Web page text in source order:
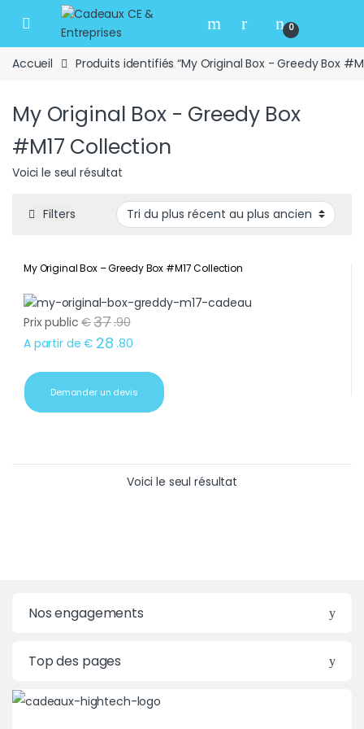
Skip to navigation
Skip to content
Open 0
Accueil Produits identifiés “My Original Box - Greedy Box
My Original Box - Greedy Box
#M17 Collection
Voici le seul résultat
Filters
My Original Box – Greedy Box #M17 Collection
Prix public €37.90
A partir de € 28 .80
Demander un devis
Voici le seul résultat
Nos engagements
Top des pages